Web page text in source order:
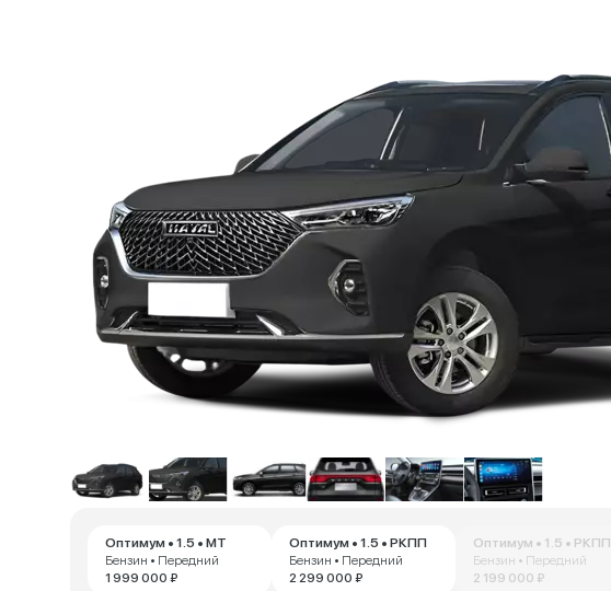
Оптимум • 1.5 • MT
Бензин • Передний
1 999 000 ₽
Оптимум • 1.5 • РКПП
Бензин • Передний
2 299 000 ₽
Оптимум • 1.5 • РКПП
Бензин • Передний
2 199 000 ₽